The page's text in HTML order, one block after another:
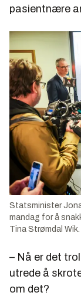
pasientnære
Statsminister
mandag for å
Tina Strømdal
– Nå er det
utrede å
om det?